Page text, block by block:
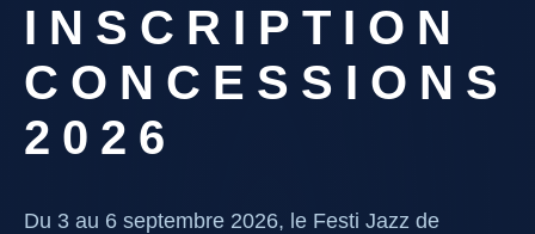
INSCRIPTION
CONCESSIONS
2026
Du 3 au 6 septembre 2026, le Festi Jazz de